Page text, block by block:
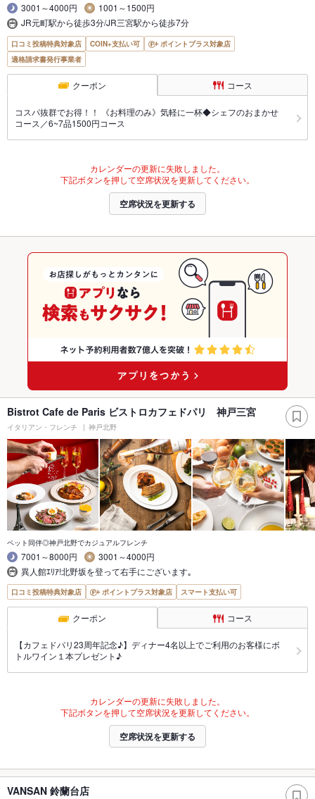
3001～4000円
1001～1500円
JR元町駅から徒歩3分/JR三宮駅から徒歩7分
口コミ投稿特典対象店 COIN+支払い可
ポイントプラス対象店
適格請求書発行事業者
クーポン コース
コスパ抜群でお得！！ 《お料理のみ》気軽に一杯◆シェフのおまかせ
コース／6~7品1500円コース
カレンダーの更新に失敗しました。
下記ボタンを押して空席状況を更新してください。
空席状況を更新する
Bistrot Cafe de Paris ビストロカフェドパリ 神戸三宮
イタリアン・フレンチ 神戸北野
ペット同伴◎神戸北野でカジュアルフレンチ
7001～8000円
3001～4000円
異人館ｴﾘｱ!北野坂を登って右手にございます｡
口コミ投稿特典対象店 ポイントプラス対象店 スマート支払い可
クーポン コース
【カフェドパリ23周年記念♪】ディナー4名以上でご利用のお客様にボ
トルワイン１本プレゼント♪
カレンダーの更新に失敗しました。
下記ボタンを押して空席状況を更新してください。
空席状況を更新する
VANSAN 鈴蘭台店